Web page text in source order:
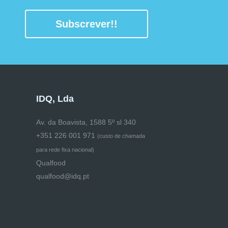
Subscrever!!
IDQ, Lda
Av. da Boavista, 1588 5º sl 340
+351 226 001 971 (custo de chamada
para rede fixa nacional)
Qualfood
qualfood@idq.pt